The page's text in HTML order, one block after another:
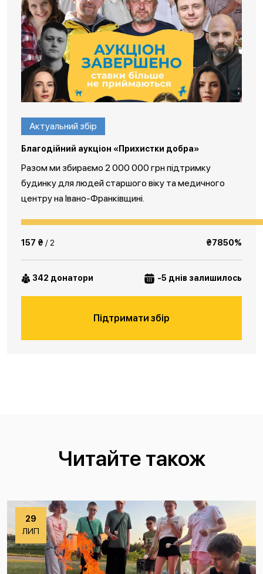
Актуальний збір
Благодійний аукціон «Прихистки добра»
Разом ми збираємо 2 000 000 грн підтримку
будинку для людей старшого віку та медичного
центру на Івано-Франківщині.
157 ₴ / 2 ₴7850%
342 донатори -5 днів залишилось
Підтримати збір
Читайте також
29
ЛИП